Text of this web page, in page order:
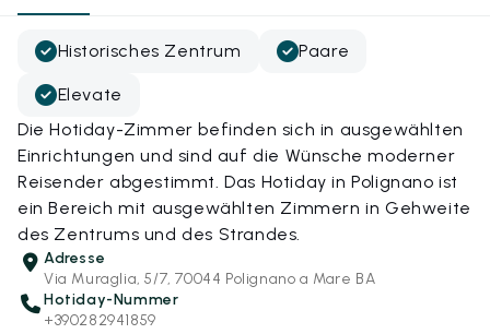
Historisches Zentrum Paare
Elevate
Die Hotiday-Zimmer befinden sich in ausgewählten
Einrichtungen und sind auf die Wünsche moderner
Reisender abgestimmt. Das Hotiday in Polignano ist
ein Bereich mit ausgewählten Zimmern in Gehweite
des Zentrums und des Strandes.
Adresse
Via Muraglia, 5/7, 70044 Polignano a Mare BA
Hotiday-Nummer
+390282941859